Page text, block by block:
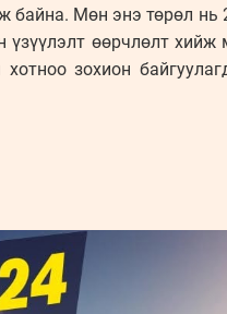
байна. Мөн энэ төрөл нь
өөрчлөлт хийж
зохион